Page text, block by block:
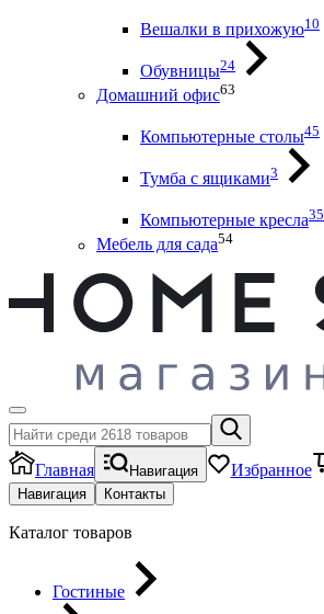
Вешалки в прихожую10
Обувницы24
Домашний офис63
Компьютерные столы45
Тумба с ящиками3
Компьютерные кресла35
Мебель для сада54
Главная Навигация Избранное
Навигация Контакты
Каталог товаров
Гостиные